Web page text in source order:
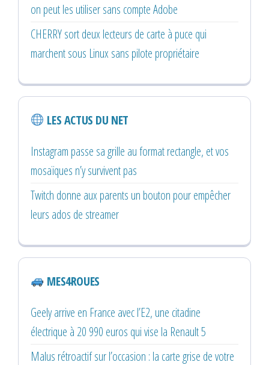
on peut les utiliser sans compte Adobe
CHERRY sort deux lecteurs de carte à puce qui
marchent sous Linux sans pilote propriétaire
LES ACTUS DU NET
Instagram passe sa grille au format rectangle, et vos
mosaïques n’y survivent pas
Twitch donne aux parents un bouton pour empêcher
leurs ados de streamer
MES4ROUES
Geely arrive en France avec l’E2, une citadine
électrique à 20 990 euros qui vise la Renault 5
Malus rétroactif sur l’occasion : la carte grise de votre